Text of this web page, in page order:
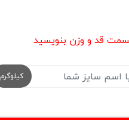
قد و وزن بنویسید
کیلوگرم